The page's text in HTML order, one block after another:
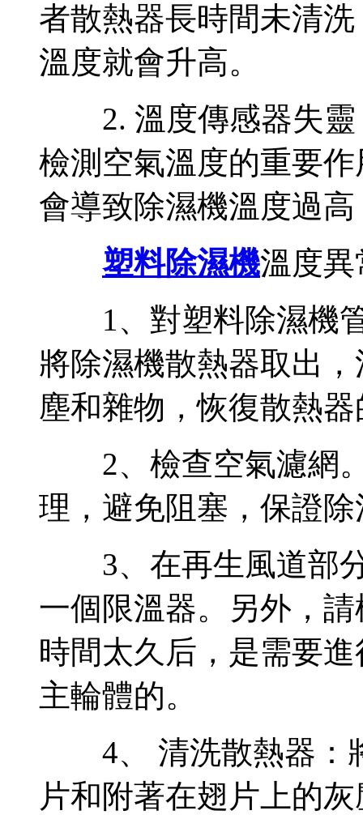
者散熱器長時間未清
溫度就會升高。
2. 溫度傳感器失靈
檢測空氣溫度的重要
會導致除濕機溫度過
塑料除濕機溫度
1、對塑料除濕機
將除濕機散熱器取出
塵和雜物，恢復散熱
2、檢查空氣濾網。
理，避免阻塞，保證
3、在再生風道部分
一個限溫器。另外，
時間太久后，是需要
主輪體的。
4、 清洗散熱器：
片和附著在翅片上的